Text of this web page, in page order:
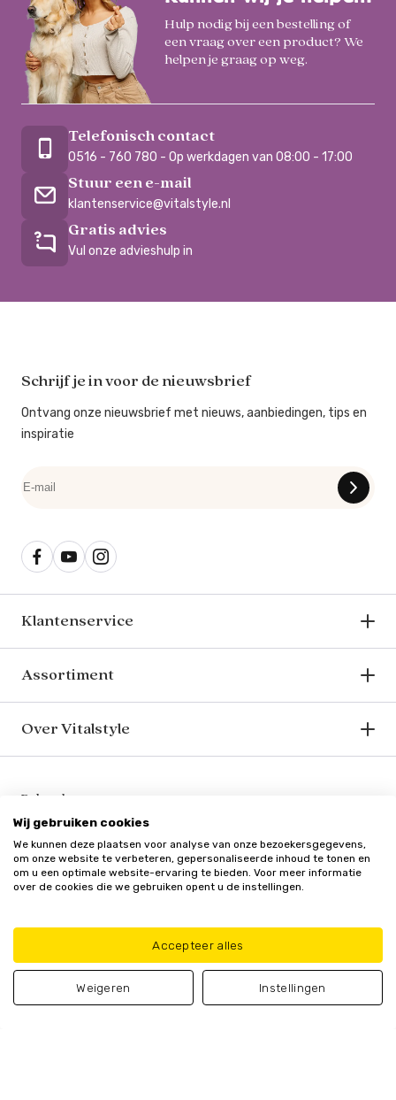
Hulp nodig bij een bestelling of
een vraag over een product? We
helpen je graag op weg.
Telefonisch contact
0516 - 760 780 - Op werkdagen van 08:00 - 17:00
Stuur een e-mail
klantenservice@vitalstyle.nl
Gratis advies
Vul onze advieshulp in
Schrijf je in voor de nieuwsbrief
Ontvang onze nieuwsbrief met nieuws, aanbiedingen, tips en
inspiratie
Klantenservice
Assortiment
Over Vitalstyle
Bekend van o.a.
Wij gebruiken cookies
We kunnen deze plaatsen voor analyse van onze bezoekersgegevens,
om onze website te verbeteren, gepersonaliseerde inhoud te tonen en
om u een optimale website-ervaring te bieden. Voor meer informatie
over de cookies die we gebruiken opent u de instellingen.
Accepteer alles
Weigeren Instellingen